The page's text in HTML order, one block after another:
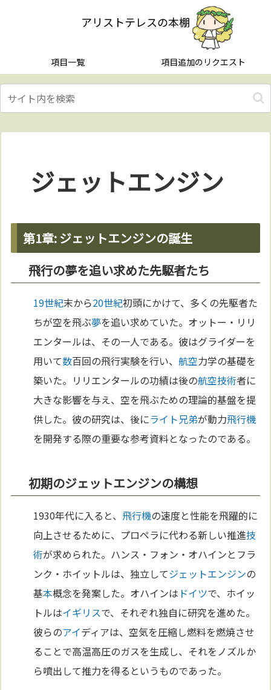
アリストテレスの本棚
項目一覧 項目追加のリクエスト
ジェットエンジン
第1章: ジェットエンジンの誕生
飛行の夢を追い求めた先駆者たち
19世紀末から20世紀初頭にかけて、多くの先駆者た
ちが空を飛ぶ夢を追い求めていた。オットー・リリ
エンタールは、その一人である。彼はグライダーを
用いて数百回の飛行実験を行い、航空力学の基礎を
築いた。リリエンタールの功績は後の航空技術者に
大きな影響を与え、空を飛ぶための理論的基盤を提
供した。彼の研究は、後にライト兄弟が動力飛行機
を開発する際の重要な参考資料となったのである。
初期のジェットエンジンの構想
1930年代に入ると、飛行機の速度と性能を飛躍的に
向上させるために、プロペラに代わる新しい推進技
術が求められた。ハンス・フォン・オハインとフラ
ンク・ホイットルは、独立してジェットエンジンの
基本概念を発案した。オハインは ドイツで、ホイッ
トルはイギリスで、それぞれ独自に研究を進めた。
彼らのアイディアは、空気を圧縮し燃料を燃焼させ
ることで高温高圧のガスを生成し、それをノズルか
ら噴出して推力を得るというものであった。